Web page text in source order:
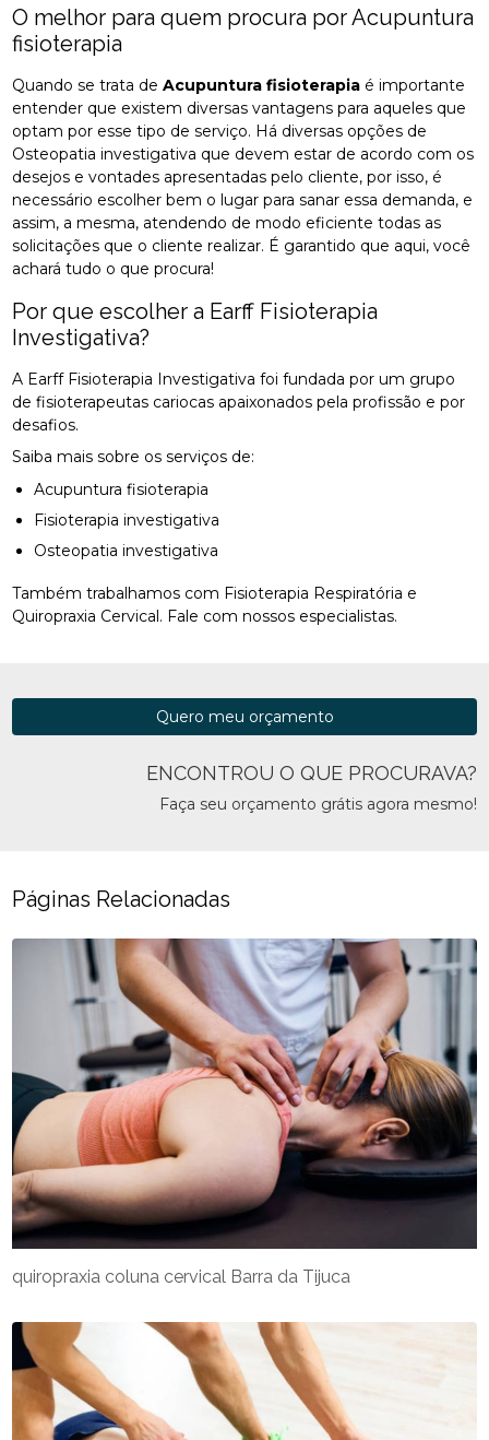
O melhor para quem procura por Acupuntura
fisioterapia
Quando se trata deAcupuntura fisioterapia é importante
entender que existem diversas vantagens para aqueles que
optam por esse tipo de serviço. Há diversas opções de
Osteopatia investigativa que devem estar de acordo com os
desejos e vontades apresentadas pelo cliente, por isso, é
necessário escolher bem o lugar para sanar essa demanda, e
assim, a mesma, atendendo de modo eficiente todas as
solicitações que o cliente realizar. É garantido que aqui, você
achará tudo o que procura!
Por que escolher a Earff Fisioterapia
Investigativa?
A Earff Fisioterapia Investigativa foi fundada por um grupo
de fisioterapeutas cariocas apaixonados pela profissão e por
desafios.
Saiba mais sobre os serviços de:
Acupuntura fisioterapia
Fisioterapia investigativa
Osteopatia investigativa
Também trabalhamos com Fisioterapia Respiratória e
Quiropraxia Cervical. Fale com nossos especialistas.
ENCONTROU O QUE PROCURAVA?
Faça seu orçamento grátis agora mesmo!
Quero meu orçamento
Páginas Relacionadas
quiropraxia coluna cervical Barra da Tijuca